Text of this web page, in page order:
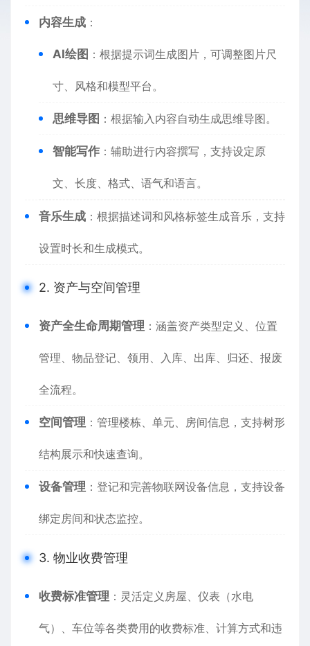
内容生成 ：
AI绘图 ：根据提示词生成图片，可调整图片尺
寸、风格和模型平台。
思维导图 ：根据输入内容自动生成思维导图。
智能写作 ：辅助进行内容撰写，支持设定原
文、长度、格式、语气和语言。
音乐生成 ：根据描述词和风格标签生成音乐，支持
设置时长和生成模式。
2. 资产与空间管理
资产全生命周期管理 ：涵盖资产类型定义、位置
管理、物品登记、领用、入库、出库、归还、报废
全流程。
空间管理 ：管理楼栋、单元、房间信息，支持树形
结构展示和快速查询。
设备管理 ：登记和完善物联网设备信息，支持设备
绑定房间和状态监控。
3. 物业收费管理
收费标准管理 ：灵活定义房屋、仪表（水电
气）、车位等各类费用的收费标准、计算方式和违